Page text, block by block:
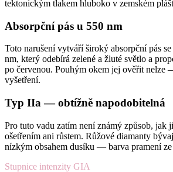
tektonickým tlakem hluboko v zemském
Absorpční pás u 550 nm
Toto narušení vytváří široký absorpční pás
nm, který odebírá zelené a žluté světlo a
po červenou. Pouhým okem jej ověřit nelze
vyšetření.
Typ IIa — obtížně napodobitelná
Pro tuto vadu zatím není známý způsob, jak
ošetřením ani růstem. Růžové diamanty
nízkým obsahem dusíku — barva pramení
Stupnice intenzity GIA